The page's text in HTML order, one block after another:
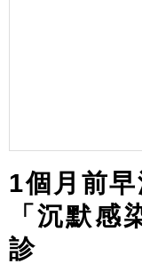
1個月前
「沉默感
診